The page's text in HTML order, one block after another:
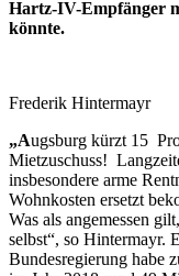
Hartz-IV-Empfänger
könnte.
Frederik Hintermayr
„Augsburg kürzt 15
Mietzuschuss!
insbesondere arme
Wohnkosten ersetzt
Was als angemessen
selbst“, so Hintermayr.
Bundesregierung habe